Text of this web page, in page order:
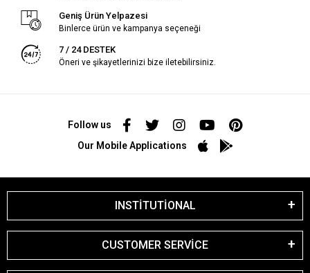
Geniş Ürün Yelpazesi
Binlerce ürün ve kampanya seçeneği
7 / 24 DESTEK
Öneri ve şikayetlerinizi bize iletebilirsiniz.
Follow us
Our Mobile Applications
INSTİTUTİONAL
CUSTOMER SERVİCE